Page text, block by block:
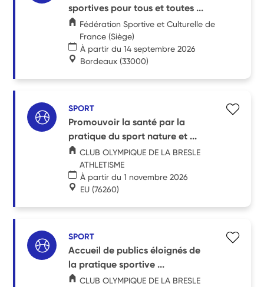
sportives pour tous et toutes ...
Fédération Sportive et Culturelle de
France (Siège)
À partir du 14 septembre 2026
Bordeaux (33000)
SPORT
Promouvoir la santé par la
pratique du sport nature et ...
CLUB OLYMPIQUE DE LA BRESLE
ATHLETISME
À partir du 1 novembre 2026
EU (76260)
SPORT
Accueil de publics éloignés de
la pratique sportive ...
CLUB OLYMPIQUE DE LA BRESLE